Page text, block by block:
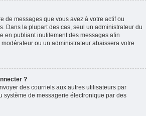
de messages que vous avez à votre actif ou
Dans la plupart des cas, seul un administrateur du
en publiant inutilement des messages afin
ou un administrateur abaissera votre
?
des courriels aux autres utilisateurs par
système de messagerie électronique par des